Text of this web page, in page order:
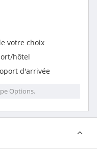
votre choix
hôtel
d'arrivée
Options.